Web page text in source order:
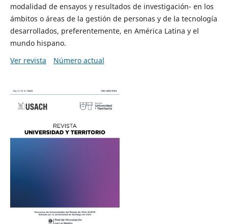
modalidad de ensayos y resultados de investigación- en los
ámbitos o áreas de la gestión de personas y de la tecnología
desarrollados, preferentemente, en América Latina y el
mundo hispano.
Ver revista
Número actual